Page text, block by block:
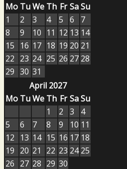
Mo TuWe Th Fr SaSu
1
2 3 4 5 6
7
8
9 10 11 12 13 14
15
16 17 18 19 20 21
22 23 24 25 26 27 28
29 30 31
April 2027
Mo TuWe Th Fr SaSu
1
2 3
4
5
6 7 8 9 10 11
12
13 14 15 16 17 18
19 20 21 22 23 24 25
26 27 28 29 30